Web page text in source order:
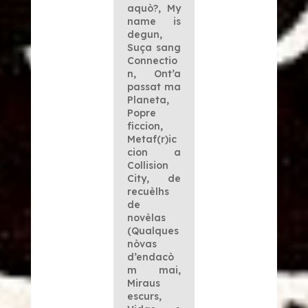
aquò?, My
name is
degun,
Suça sang
Connectio
n, Ont’a
passat ma
Planeta,
Popre
ficcion,
Metaf(r)ic
cion a
Collision
City, de
recuèlhs
de
novèlas
(Qualques
nòvas
d’endacò
m mai,
Miraus
escurs,